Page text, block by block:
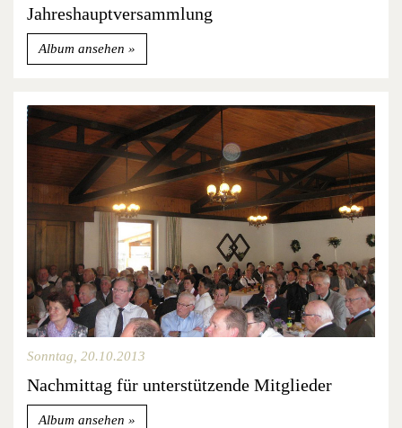
Jahreshauptversammlung
Album ansehen
Sonntag, 20.10.2013
Nachmittag für unterstützende Mitglieder
Album ansehen